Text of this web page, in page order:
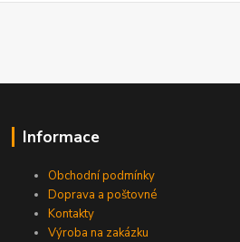
Informace
Obchodní podmínky
Doprava a poštovné
Kontakty
Výroba na zakázku